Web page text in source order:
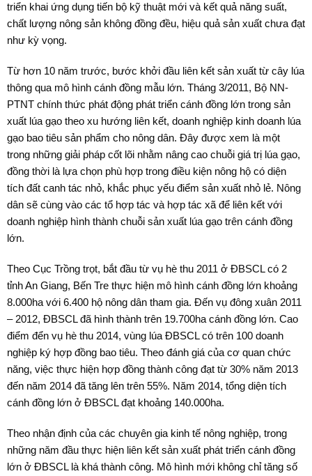
triển khai ứng dụng tiến bộ kỹ thuật mới và kết quả năng suất,
chất lượng nông sản không đồng đều, hiệu quả sản xuất chưa đạt
như kỳ vọng.
Từ hơn 10 năm trước, bước khởi đầu liên kết sản xuất từ cây lúa
thông qua mô hình cánh đồng mẫu lớn. Tháng 3/2011, Bộ NN-
PTNT chính thức phát động phát triển cánh đồng lớn trong sản
xuất lúa gạo theo xu hướng liên kết, doanh nghiệp kinh doanh lúa
gạo bao tiêu sản phẩm cho nông dân. Đây được xem là một
trong những giải pháp cốt lõi nhằm nâng cao chuỗi giá trị lúa gạo,
đồng thời là lựa chọn phù hợp trong điều kiện nông hộ có diện
tích đất canh tác nhỏ, khắc phục yếu điểm sản xuất nhỏ lẻ. Nông
dân sẽ cùng vào các tổ hợp tác và hợp tác xã để liên kết với
doanh nghiệp hình thành chuỗi sản xuất lúa gạo trên cánh đồng
lớn.
Theo Cục Trồng trọt, bắt đầu từ vụ hè thu 2011 ở ĐBSCL có 2
tỉnh An Giang, Bến Tre thực hiện mô hình cánh đồng lớn khoảng
8.000ha với 6.400 hộ nông dân tham gia. Đến vụ đông xuân 2011
– 2012, ĐBSCL đã hình thành trên 19.700ha cánh đồng lớn. Cao
điểm đển vụ hè thu 2014, vùng lúa ĐBSCL có trên 100 doanh
nghiệp ký hợp đồng bao tiêu. Theo đánh giá của cơ quan chức
năng, việc thực hiện hợp đồng thành công đạt từ 30% năm 2013
đến năm 2014 đã tăng lên trên 55%. Năm 2014, tổng diện tích
cánh đồng lớn ở ĐBSCL đạt khoảng 140.000ha.
Theo nhận định của các chuyên gia kinh tế nông nghiệp, trong
những năm đầu thực hiện liên kết sản xuất phát triển cánh đồng
lớn ở ĐBSCL là khá thành công. Mô hình mới không chỉ tăng số